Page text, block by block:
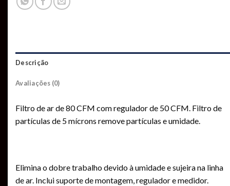
Descrição
Avaliações (0)
Filtro de ar de 80 CFM com regulador de 50 CFM. Filtro de
partículas de 5 mícrons remove partículas e umidade.
Elimina o dobre trabalho devido à umidade e sujeira na linha
de ar. Inclui suporte de montagem, regulador e medidor.